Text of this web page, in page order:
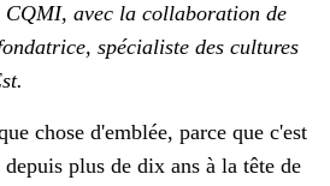
CQMI, avec la collaboration de
spécialiste des cultures
chose d'emblée, parce que c'est
plus de dix ans à la tête de